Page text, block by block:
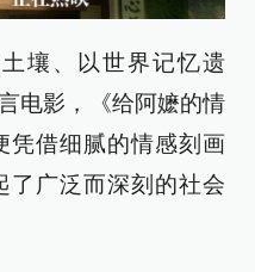
壤、以世界记忆遗
电影，《给阿嬷的情
凭借细腻的情感刻画
了广泛而深刻的社会